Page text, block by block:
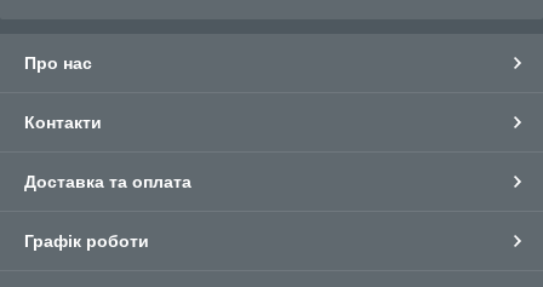
Про нас
Контакти
Доставка та оплата
Графік роботи